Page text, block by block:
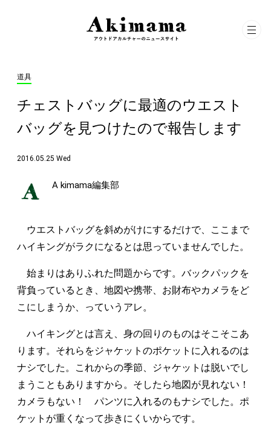
道具
チェストバッグに最適のウエスト
バッグを見つけたので報告します
2016.05.25 Wed
A kimama編集部
ウエストバッグを斜めがけにするだけで、ここまで
ハイキングがラクになるとは思っていませんでした。
始まりはありふれた問題からです。バックパックを
背負っているとき、地図や携帯、お財布やカメラをど
こにしまうか、っていうアレ。
ハイキングとは言え、身の回りのものはそこそこあ
ります。それらをジャケットのポケットに入れるのは
ナシでした。これからの季節、ジャケットは脱いでし
まうこともありますから。そしたら地図が見れない！
カメラもない！ パンツに入れるのもナシでした。ポ
ケットが重くなって歩きにくいからです。